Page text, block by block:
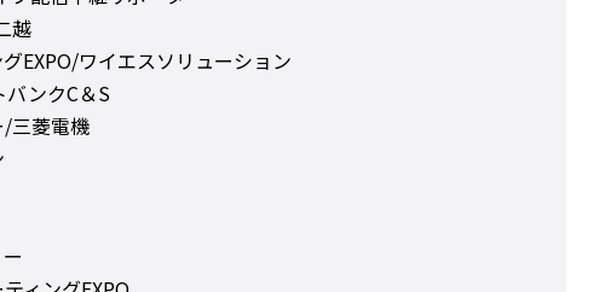
越
EXPO/ワイエスソリューション
ンクC＆S
三菱電機